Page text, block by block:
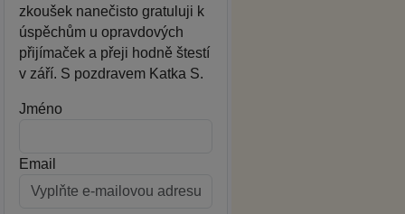
zkoušek nanečisto gratuluji k
úspěchům u opravdových
přijímaček a přeji hodně štestí
v září. S pozdravem Katka S.
Jméno
Email